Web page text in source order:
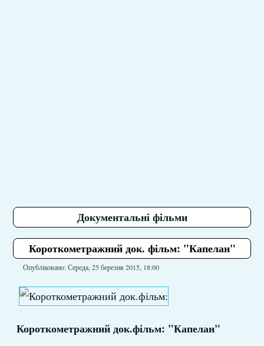
Документальні фільми
Короткометражний док. фільм: "Капелан"
Опубліковано: Середа, 25 березня 2015, 18:00
Короткометражний док.фільм: "Капелан"